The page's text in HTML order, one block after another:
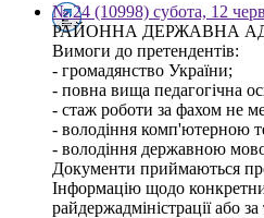
№ 24 (10998) субота, 12
РАЙОННА ДЕРЖАВНА
Вимоги до претендентів:
- громадянство України;
- повна вища педагогічна
- стаж роботи за фахом не
- володіння комп'ютерною
- володіння державною
Документи приймаються
Інформацію щодо
райдержадміністрації або